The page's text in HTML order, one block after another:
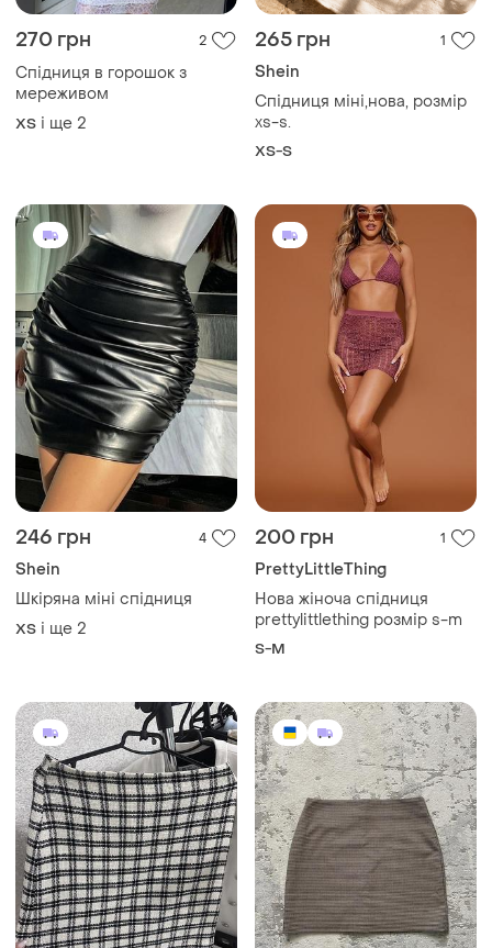
270 грн 2
Спідниця в горошок з
мереживом
ХS і ще 2
265 грн 1
Shein
Спідниця міні,нова, розмір
xs-s.
XS-S
246 грн 4
Shein
Шкіряна міні спідниця
ХS і ще 2
200 грн 1
PrettyLittleThing
Нова жіноча спідниця
prettylittlething розмір s-m
S-M